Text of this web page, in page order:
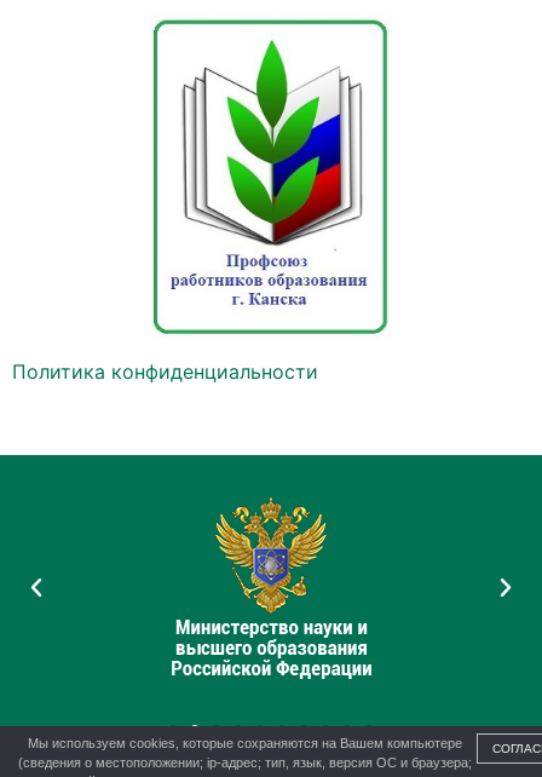
Политика конфиденциальности
Мы используем cookies, которые сохраняются на Вашем компьютере
(сведения о местоположении; ip-адрес; тип, язык, версия ОС и браузера;